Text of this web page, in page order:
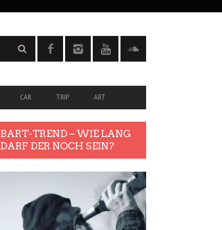
CAR TRIP ART
BART-TREND – WIE LANG
DARF DER NOCH SEIN?